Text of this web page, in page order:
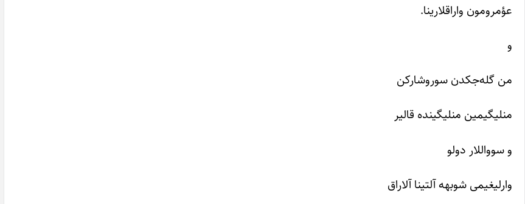
عؤمرومون واراقلارینا.
و
من گله‌جکدن سوروشارکن
منلیگیمین منلیگینده قالیر
و سوواللار دولو
وارلیغیمی شوبهه آلتینا آلاراق